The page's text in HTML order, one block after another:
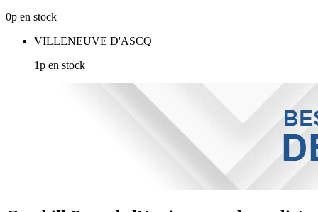
0p en stock
VILLENEUVE D'ASCQ
1p en stock